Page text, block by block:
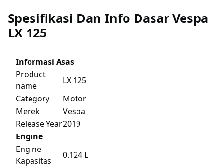
Spesifikasi Dan Info Dasar Vespa
LX 125
Informasi Asas
Product
name
LX 125
Category
Motor
Merek
Vespa
Release Year2019
Engine
Engine
Kapasitas
0.124 L